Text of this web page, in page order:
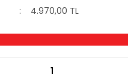
4.970,00 TL